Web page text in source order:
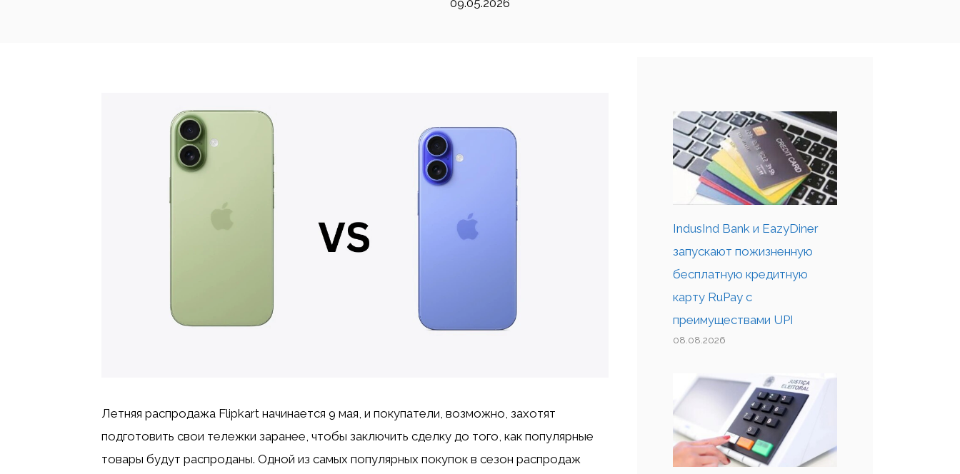
09.05.2026
Летняя распродажа Flipkart начинается 9 мая, и покупатели, возможно, захотят
подготовить свои тележки заранее, чтобы заключить сделку до того, как популярные
товары будут распроданы. Одной из самых популярных покупок в сезон распродаж
IndusInd Bank и EazyDiner
запускают пожизненную
бесплатную кредитную
карту RuPay с
преимуществами UPI
08.08.2026